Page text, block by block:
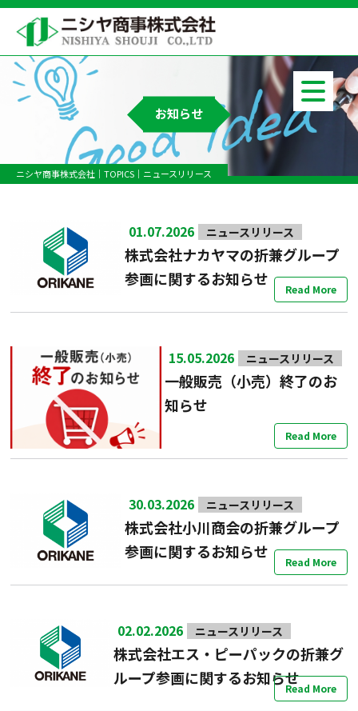
お知らせ
ニシヤ商事株式会社 TOPICS ニュースリリース
01.07.2026 ニュースリリース
株式会社ナカヤマの折兼グループ
参画に関するお知らせ
Read More
15.05.2026 ニュースリリース
一般販売（小売）終了のお
知らせ
Read More
30.03.2026 ニュースリリース
株式会社小川商会の折兼グループ
参画に関するお知らせ
Read More
02.02.2026 ニュースリリース
株式会社エス・ピーパックの折兼グ
ループ参画に関するお知らせ
Read More